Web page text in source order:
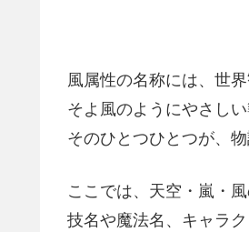
風属性の名称には、世
そよ風のようにやさし
そのひとつひとつが、
ここでは、天空・嵐・
技名や魔法名、キャラ